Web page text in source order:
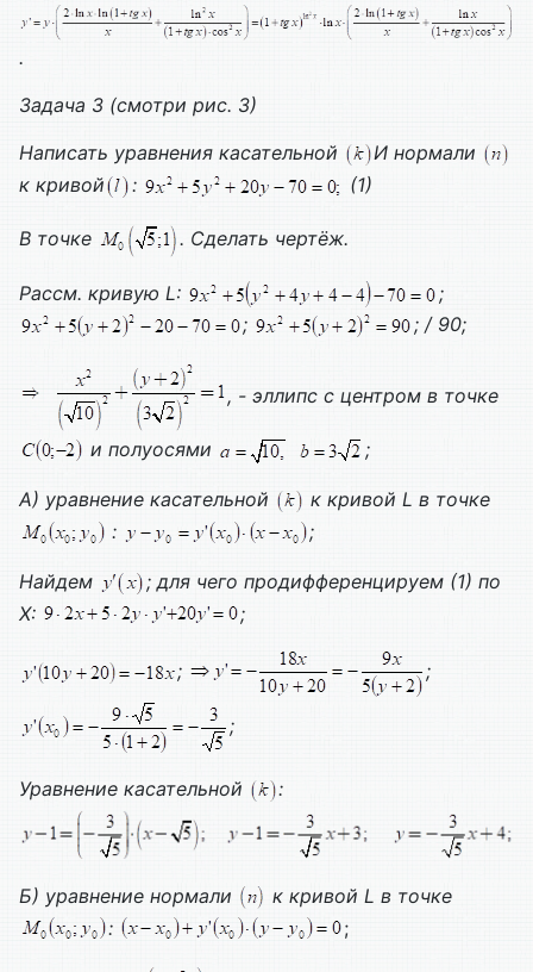
.
Задача 3 (смотри рис. 3)
Написать уравнения касательной
И нормали
к кривой
: (1)
В точке . Сделать чертёж.
Рассм. кривую L:
;
;
; / 90;
, - эллипс с центром в точке
и полуосями ;
А) уравнение касательной к кривой L в точке
:
;
Найдем
; для чего продифференцируем (1) по
X: ;
; ;
;
Уравнение касательной :
Б) уравнение нормали к кривой L в точке
:
;